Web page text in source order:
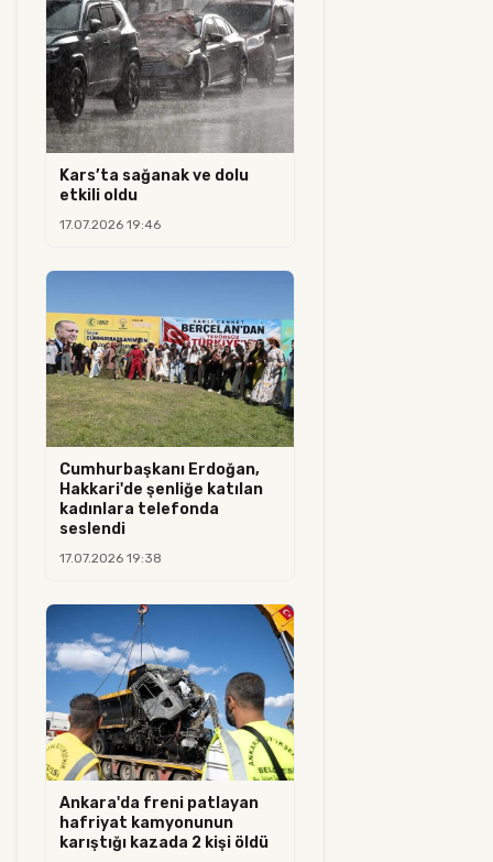
Kars’ta sağanak ve dolu
etkili oldu
17.07.2026 19:46
Cumhurbaşkanı Erdoğan,
Hakkari'de şenliğe katılan
kadınlara telefonda
seslendi
17.07.2026 19:38
Ankara'da freni patlayan
hafriyat kamyonunun
karıştığı kazada 2 kişi öldü